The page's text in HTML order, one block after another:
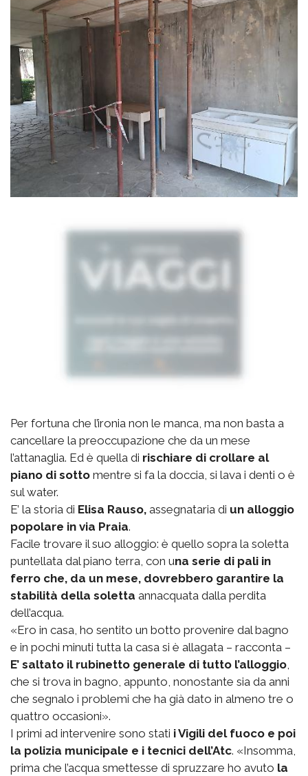
Per fortuna che l’ironia non le manca, ma non basta a
cancellare la preoccupazione che da un mese
l’attanaglia. Ed è quella di rischiare di crollare al
piano di sotto mentre si fa la doccia, si lava i denti o è
sul water.
E’ la storia di Elisa Rauso, assegnataria di un alloggio
popolare in via Praia.
Facile trovare il suo alloggio: è quello sopra la soletta
puntellata dal piano terra, con una serie di pali in
ferro che, da un mese, dovrebbero garantire la
stabilità della soletta annacquata dalla perdita
dell’acqua.
«Ero in casa, ho sentito un botto provenire dal bagno
e in pochi minuti tutta la casa si è allagata – racconta –
E’ saltato il rubinetto generale di tutto l’alloggio,
che si trova in bagno, appunto, nonostante sia da anni
che segnalo i problemi che ha già dato in almeno tre o
quattro occasioni».
I primi ad intervenire sono stati i Vigili del fuoco e poi
la polizia municipale e i tecnici dell’Atc. «Insomma,
prima che l’acqua smettesse di spruzzare ho avuto la